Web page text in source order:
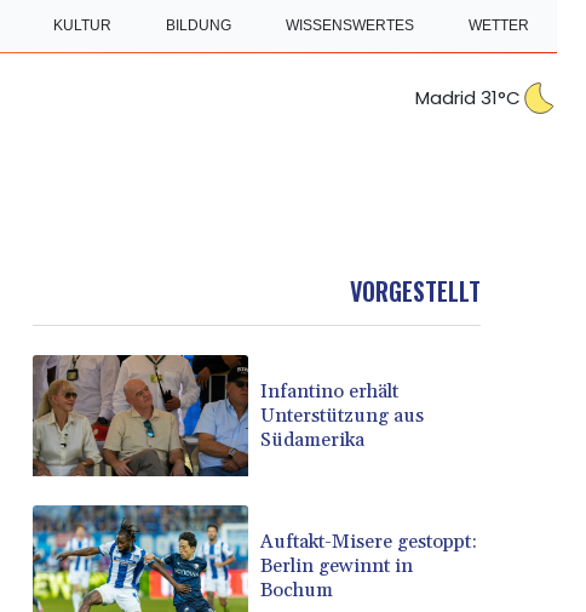
KULTUR BILDUNG WISSENSWERTES WETTER
Madrid 31°C
VORGESTELLT
Infantino erhält
Unterstützung aus
Südamerika
Auftakt-Misere gestoppt:
Berlin gewinnt in
Bochum